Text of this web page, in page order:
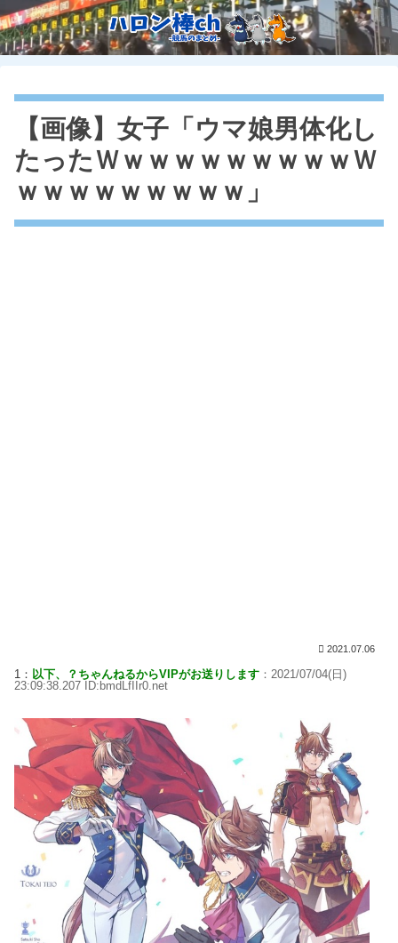
【画像】女子「ウマ娘男体化し
たったＷｗｗｗｗｗｗｗｗｗＷ
ｗｗｗｗｗｗｗｗｗ」
2021.07.06
1： 以下、？ちゃんねるからVIPがお送りします ：2021/07/04(日)
23:09:38.207 ID:bmdLfIIr0.net